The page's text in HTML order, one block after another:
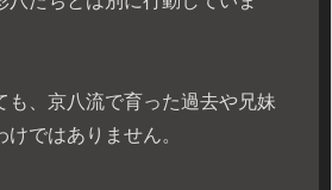
も、京八流で育った過去や兄妹
ではありません。